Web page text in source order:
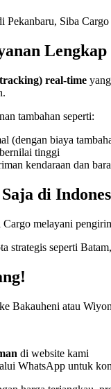
Pekanbaru, Siba
Lengkap
real-time
tambahan seperti:
(dengan biaya
tinggi
kendaraan dan
di
melayani
seperti
Bakauheni atau
di website kami
WhatsApp untuk